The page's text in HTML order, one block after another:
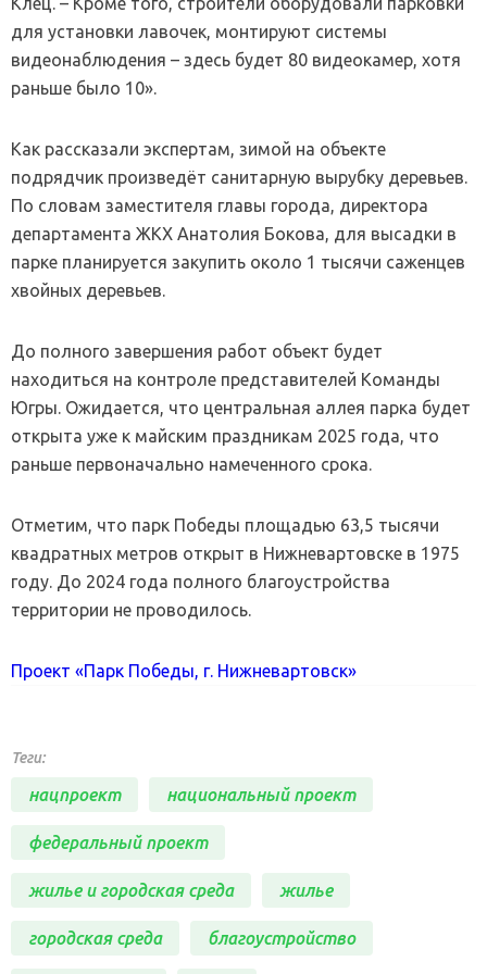
для установки лавочек, монтируют системы
видеонаблюдения – здесь будет 80 видеокамер, хотя
раньше было 10».
Как рассказали экспертам, зимой на объекте
подрядчик произведёт санитарную вырубку деревьев.
По словам заместителя главы города, директора
департамента ЖКХ Анатолия Бокова, для высадки в
парке планируется закупить около 1 тысячи саженцев
хвойных деревьев.
До полного завершения работ объект будет
находиться на контроле представителей Команды
Югры. Ожидается, что центральная аллея парка будет
открыта уже к майским праздникам 2025 года, что
раньше первоначально намеченного срока.
Отметим, что парк Победы площадью 63,5 тысячи
квадратных метров открыт в Нижневартовске в 1975
году. До 2024 года полного благоустройства
территории не проводилось.
Проект «Парк Победы, г. Нижневартовск»
Теги:
нацпроект национальный проект
федеральный проект
жилье и городская среда жилье
городская среда благоустройство